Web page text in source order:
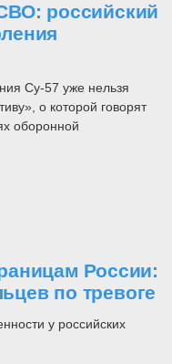
российский
Су-57 уже нельзя
о которой говорят
оборонной
России:
по тревоге
у российских